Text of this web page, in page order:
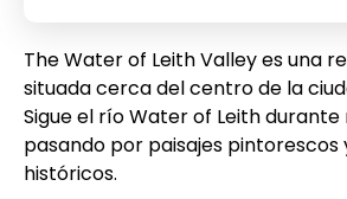
The Water of Leith Valley es una
situada cerca del centro de la
Sigue el río Water of Leith durante
pasando por paisajes pintorescos
históricos.